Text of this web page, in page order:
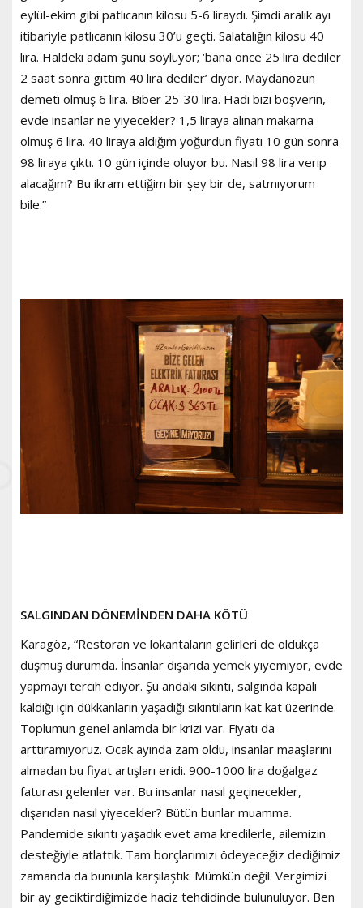
eylül-ekim gibi patlıcanın kilosu 5-6 liraydı. Şimdi aralık ayı
itibariyle patlıcanın kilosu 30’u geçti. Salatalığın kilosu 40
lira. Haldeki adam şunu söylüyor; ‘bana önce 25 lira dediler
2 saat sonra gittim 40 lira dediler’ diyor. Maydanozun
demeti olmuş 6 lira. Biber 25-30 lira. Hadi bizi boşverin,
evde insanlar ne yiyecekler? 1,5 liraya alınan makarna
olmuş 6 lira. 40 liraya aldığım yoğurdun fiyatı 10 gün sonra
98 liraya çıktı. 10 gün içinde oluyor bu. Nasıl 98 lira verip
alacağım? Bu ikram ettiğim bir şey bir de, satmıyorum
bile.”
SALGINDAN DÖNEMİNDEN DAHA KÖTÜ
Karagöz, “Restoran ve lokantaların gelirleri de oldukça
düşmüş durumda. İnsanlar dışarıda yemek yiyemiyor, evde
yapmayı tercih ediyor. Şu andaki sıkıntı, salgında kapalı
kaldığı için dükkanların yaşadığı sıkıntıların kat kat üzerinde.
Toplumun genel anlamda bir krizi var. Fiyatı da
arttıramıyoruz. Ocak ayında zam oldu, insanlar maaşlarını
almadan bu fiyat artışları eridi. 900-1000 lira doğalgaz
faturası gelenler var. Bu insanlar nasıl geçinecekler,
dışarıdan nasıl yiyecekler? Bütün bunlar muamma.
Pandemide sıkıntı yaşadık evet ama kredilerle, ailemizin
desteğiyle atlattık. Tam borçlarımızı ödeyeceğiz dediğimiz
zamanda da bununla karşılaştık. Mümkün değil. Vergimizi
bir ay geciktirdiğimizde haciz tehdidinde bulunuluyor. Ben